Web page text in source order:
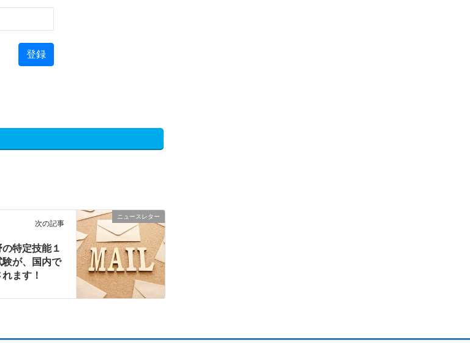
ニュースレター
次の記事
特定技能１
験が、国内で
ます！